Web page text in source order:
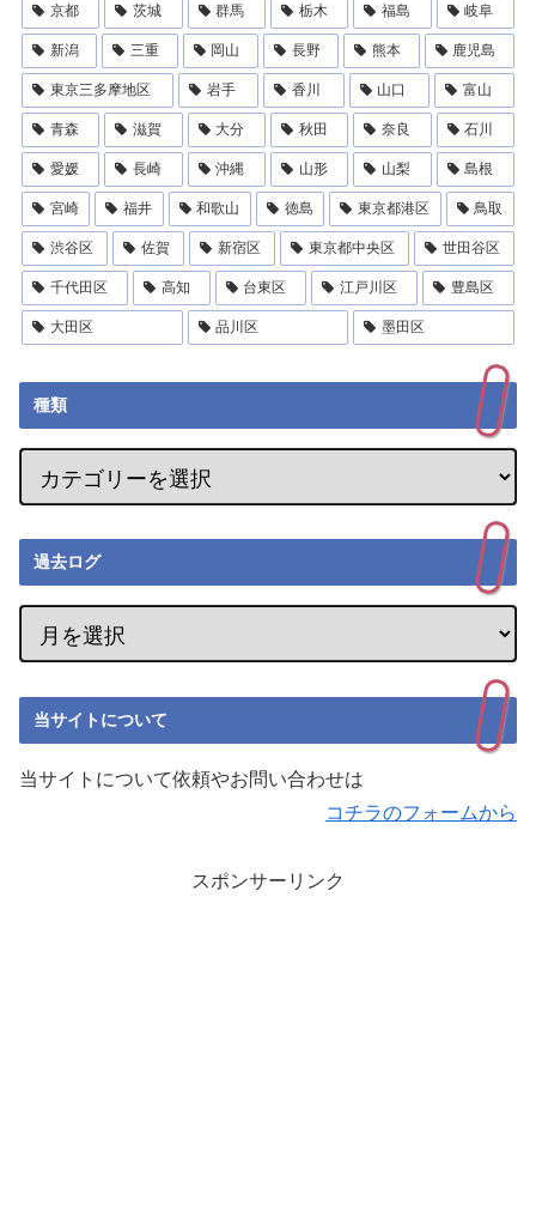
京都 茨城 群馬 栃木 福島 岐阜
新潟 三重 岡山 長野 熊本 鹿児島
東京三多摩地区 岩手 香川 山口 富山
青森 滋賀 大分 秋田 奈良 石川
愛媛 長崎 沖縄 山形 山梨 島根
宮崎 福井 和歌山 徳島 東京都港区 鳥取
渋谷区 佐賀 新宿区 東京都中央区 世田谷区
千代田区 高知 台東区 江戸川区 豊島区
大田区 品川区 墨田区
種類
過去ログ
当サイトについて
当サイトについて依頼やお問い合わせは
コチラのフォームから
スポンサーリンク